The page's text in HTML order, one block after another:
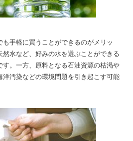
手軽に買うことができるのがメリッ
然水など、好みの水を選ぶことができる
。一方、原料となる石油資源の枯渇や
洋汚染などの環境問題を引き起こす可能